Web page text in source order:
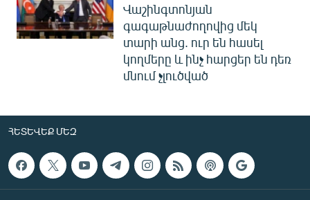
Վաշինգտոնյան
գագաթնաժողովից մեկ
տարի անց. ուր են հասել
կողմերը և ինչ հարցեր են դեռ
մնում չլուծված
ՀԵՏԵՎԵՔ ՄԵԶ